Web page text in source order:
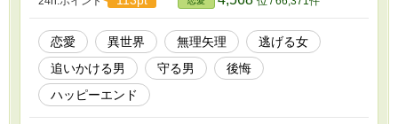
恋愛 異世界 無理矢理
逃げる女
追いかける男
守る男
後悔
ハッピーエンド